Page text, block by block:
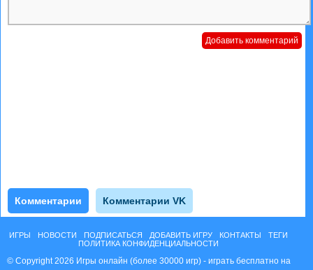
Комментарии Комментарии VK
ИГРЫ НОВОСТИ ПОДПИСАТЬСЯ ДОБАВИТЬ ИГРУ КОНТАКТЫ
ТЕГИ
ПОЛИТИКА КОНФИДЕНЦИАЛЬНОСТИ
© Copyright 2026 Игры онлайн (более 30000 игр) - играть бесплатно на